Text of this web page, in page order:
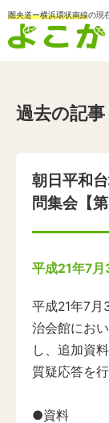
圏央道ー横浜環状南線の現
過去の記事
朝日平和
問集会【
平成21年7月
平成21年7月
治会館にお
し、追加資
質疑応答を行
●資料